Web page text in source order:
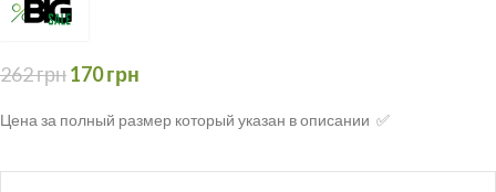
262грн170грн
Цена за полный размер который указан в описании ✅